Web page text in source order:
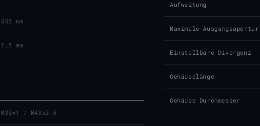
355 nm
2,5 mm
M30x1 / M43x0.5
Aufweitung
Maximale Ausgangsapertur
Einstellbare Divergenz
Gehäuselänge
Gehäuse Durchmesser